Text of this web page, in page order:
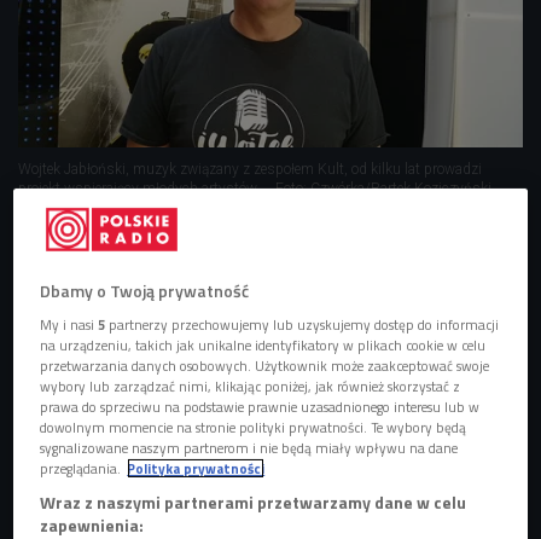
Wojtek Jabłoński, muzyk związany z zespołem Kult, od kilku lat prowadzi
projekt wspierający młodych artystów..
Foto: Czwórka/Bartek Koziczyński
Wojtek Jabłoński to kompozytor,
Od czterech lat prowadzi projekt iWojtek, który ma
na celu promowanie młodych artystów.
Swoją inicjatywą Wojtek Jabłoński łączy wokalistów
i songwriterów.
iWojtek - jak powstał projekt za którym stoi Wojtek
Jabłoński?
Dbamy o Twoją prywatność
My i nasi5 partnerzy przechowujemy lub uzyskujemy dostęp do informacji
na urządzeniu, takich jak unikalne identyfikatory w plikach cookie w celu
przetwarzania danych osobowych. Użytkownik może zaakceptować swoje
wybory lub zarządzać nimi, klikając poniżej, jak również skorzystać z
prawa do sprzeciwu na podstawie prawnie uzasadnionego interesu lub w
dowolnym momencie na stronie polityki prywatności. Te wybory będą
sygnalizowane naszym partnerom i nie będą miały wpływu na dane
przeglądania. Polityka prywatności
Wraz z naszymi partnerami przetwarzamy dane w celu
zapewnienia: